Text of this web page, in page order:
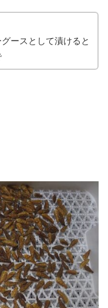
ースとして漬けると